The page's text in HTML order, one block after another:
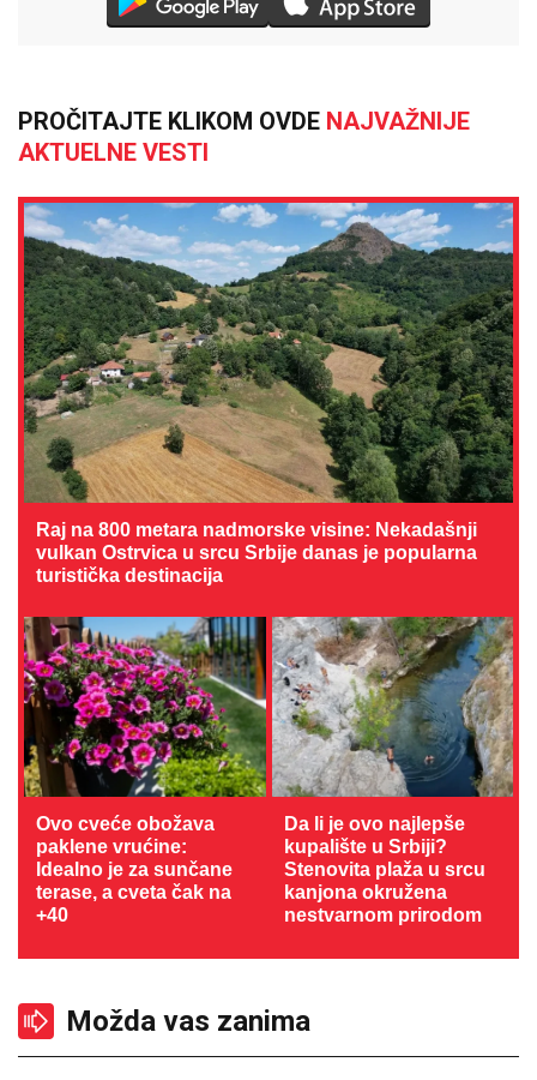
PROČITAJTE KLIKOM OVDE NAJVAŽNIJE
AKTUELNE VESTI
Raj na 800 metara nadmorske visine: Nekadašnji
vulkan Ostrvica u srcu Srbije danas je popularna
turistička destinacija
Ovo cveće obožava
paklene vrućine:
Idealno je za sunčane
terase, a cveta čak na
+40
Da li je ovo najlepše
kupalište u Srbiji?
Stenovita plaža u srcu
kanjona okružena
nestvarnom prirodom
Možda vas zanima